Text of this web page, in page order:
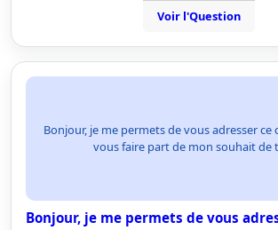
Voir l'Question
Bonjour, je me permets de vous adresser ce
vous faire part de mon souhait de
Bonjour, je me permets de vous